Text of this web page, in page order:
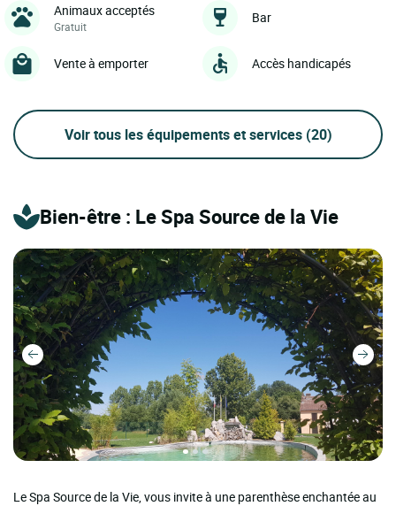
Animaux acceptés
Gratuit
Bar
Vente à emporter Accès handicapés
Voir tous les équipements et services (20)
Bien-être : Le Spa Source de la Vie
Le Spa Source de la Vie, vous invite à une parenthèse enchantée au